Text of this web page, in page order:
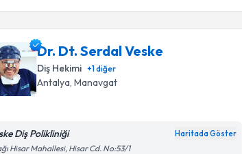
Dr. Dt. Serdal Veske
Diş Hekimi +1diğer
Antalya, Manavgat
Diş Polikliniği Haritada Göster
Hisar Mahallesi, Hisar Cd. No:53/1